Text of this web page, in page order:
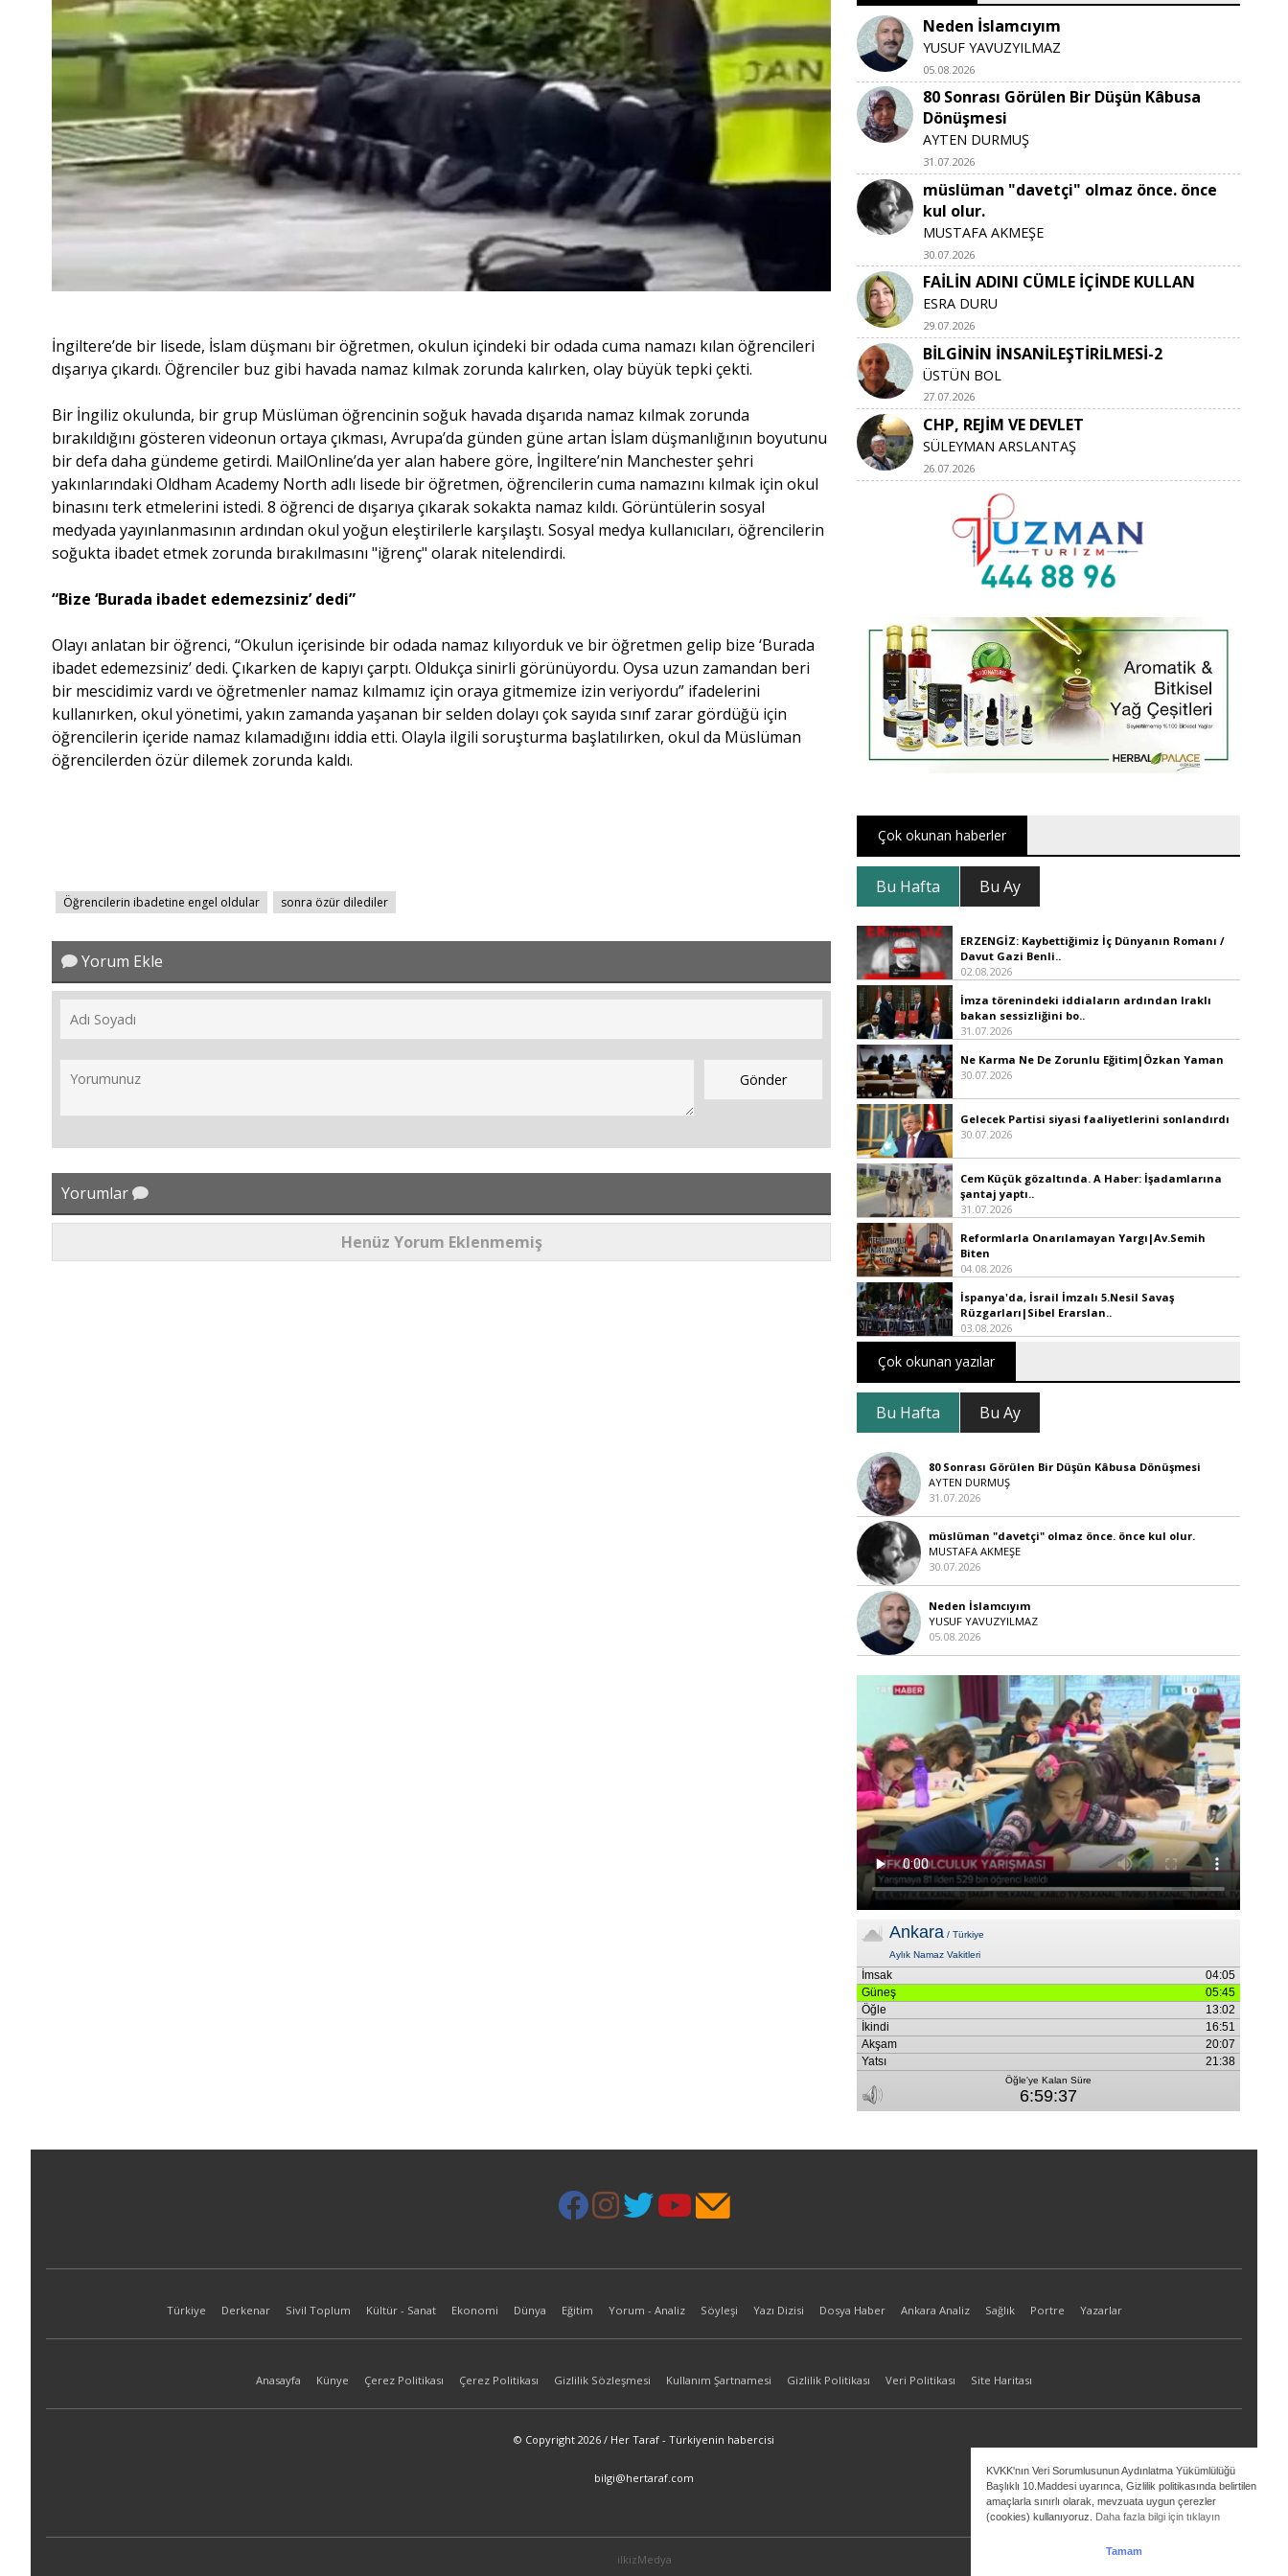
KVKK'nın Veri Sorumlusunun Aydınlatma Yükümlülüğü
Başlıklı 10.Maddesi uyarınca, Gizlilik politikasında belirtilen
amaçlarla sınırlı olarak, mevzuata uygun çerezler
(cookies) kullanıyoruz. Daha fazla bilgi için tıklayın
Tamam
​​​​​​​İngiltere’de bir lisede, İslam düşmanı bir öğretmen, okulun içindeki bir odada cuma namazı kılan öğrencileri
dışarıya çıkardı. Öğrenciler buz gibi havada namaz kılmak zorunda kalırken, olay büyük tepki çekti.
Bir İngiliz okulunda, bir grup Müslüman öğrencinin soğuk havada dışarıda namaz kılmak zorunda
bırakıldığını gösteren videonun ortaya çıkması, Avrupa’da günden güne artan İslam düşmanlığının boyutunu
bir defa daha gündeme getirdi. MailOnline’da yer alan habere göre, İngiltere’nin Manchester şehri
yakınlarındaki Oldham Academy North adlı lisede bir öğretmen, öğrencilerin cuma namazını kılmak için okul
binasını terk etmelerini istedi. 8 öğrenci de dışarıya çıkarak sokakta namaz kıldı. Görüntülerin sosyal
medyada yayınlanmasının ardından okul yoğun eleştirilerle karşılaştı. Sosyal medya kullanıcıları, öğrencilerin
soğukta ibadet etmek zorunda bırakılmasını "iğrenç" olarak nitelendirdi.
“Bize ‘Burada ibadet edemezsiniz’ dedi”
Olayı anlatan bir öğrenci, “Okulun içerisinde bir odada namaz kılıyorduk ve bir öğretmen gelip bize ‘Burada
ibadet edemezsiniz’ dedi. Çıkarken de kapıyı çarptı. Oldukça sinirli görünüyordu. Oysa uzun zamandan beri
bir mescidimiz vardı ve öğretmenler namaz kılmamız için oraya gitmemize izin veriyordu” ifadelerini
kullanırken, okul yönetimi, yakın zamanda yaşanan bir selden dolayı çok sayıda sınıf zarar gördüğü için
öğrencilerin içeride namaz kılamadığını iddia etti. Olayla ilgili soruşturma başlatılırken, okul da Müslüman
öğrencilerden özür dilemek zorunda kaldı.
Öğrencilerin ibadetine engel oldular sonra özür dilediler
Yorum Ekle
Yorumlar
Henüz Yorum Eklenmemiş
Neden İslamcıyım
YUSUF YAVUZYILMAZ
05.08.2026
80 Sonrası Görülen Bir Düşün Kâbusa
Dönüşmesi
AYTEN DURMUŞ
31.07.2026
müslüman "davetçi" olmaz önce. önce
kul olur.
MUSTAFA AKMEŞE
30.07.2026
FAİLİN ADINI CÜMLE İÇİNDE KULLAN
ESRA DURU
29.07.2026
BİLGİNİN İNSANİLEŞTİRİLMESİ-2
ÜSTÜN BOL
27.07.2026
CHP, REJİM VE DEVLET
SÜLEYMAN ARSLANTAŞ
26.07.2026
Çok okunan haberler
Bu Hafta Bu Ay
ERZENGİZ: Kaybettiğimiz İç Dünyanın Romanı /
Davut Gazi Benli..
02.08.2026
İmza törenindeki iddiaların ardından Iraklı
bakan sessizliğini bo..
31.07.2026
Ne Karma Ne De Zorunlu Eğitim|Özkan Yaman
30.07.2026
Gelecek Partisi siyasi faaliyetlerini sonlandırdı
30.07.2026
Cem Küçük gözaltında. A Haber: İşadamlarına
şantaj yaptı..
31.07.2026
Reformlarla Onarılamayan Yargı|Av.Semih
Biten
04.08.2026
İspanya'da, İsrail İmzalı 5.Nesil Savaş
Rüzgarları|Sibel Erarslan..
03.08.2026
Çok okunan yazılar
Bu Hafta Bu Ay
80 Sonrası Görülen Bir Düşün Kâbusa Dönüşmesi
AYTEN DURMUŞ
31.07.2026
müslüman "davetçi" olmaz önce. önce kul olur.
MUSTAFA AKMEŞE
30.07.2026
Neden İslamcıyım
YUSUF YAVUZYILMAZ
05.08.2026
Türkiye Derkenar Sivil Toplum Kültür - Sanat Ekonomi Dünya Eğitim Yorum - Analiz Söyleşi Yazı Dizisi Dosya Haber Ankara Analiz Sağlık Portre Yazarlar
Anasayfa Künye Çerez Politikası Çerez Politikası Gizlilik Sözleşmesi Kullanım Şartnamesi Gizlilik Politikası Veri Politikası Site Haritası
© Copyright 2026 / Her Taraf - Türkiyenin habercisi
bilgi@hertaraf.com
ilkizMedya